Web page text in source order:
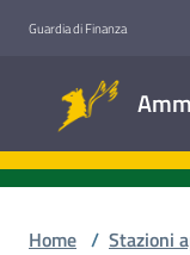
Guardia di Finanza
Home / Stazioni